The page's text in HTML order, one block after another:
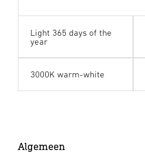
Light 365 days of the
year
3000K warm-white
Algemeen